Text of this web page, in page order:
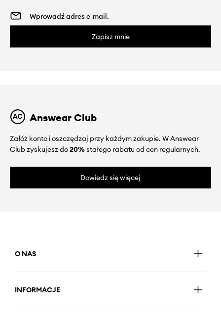
Zapisz mnie
Answear Club
Załóż konto i oszczędzaj przy każdym zakupie. W Answear
Club zyskujesz do20%stałego rabatu od cen regularnych.
Dowiedz się więcej
O NAS
INFORMACJE